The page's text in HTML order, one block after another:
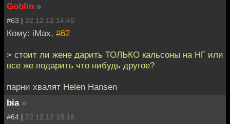
Goblin »
#63 | 22.12.12 14:46
Кому: iMax, #62
> стоит ли жене дарить ТОЛЬКО кальсоны на НГ или
все же подарить что нибудь другое?
парни хвалят Helen Hansen
bia »
#64 | 22.12.12 18:16